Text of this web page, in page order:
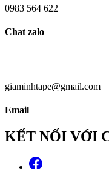
0983 564 622
Chat zalo
giaminhtape@gmail.com
Email
KẾT NỐI VỚI